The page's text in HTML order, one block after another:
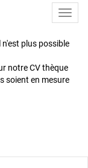
plus possible
notre CV thèque
soient en mesure